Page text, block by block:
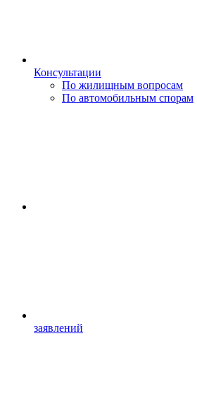
Консультации
По жилищным вопросам
По автомобильным спорам
заявлений